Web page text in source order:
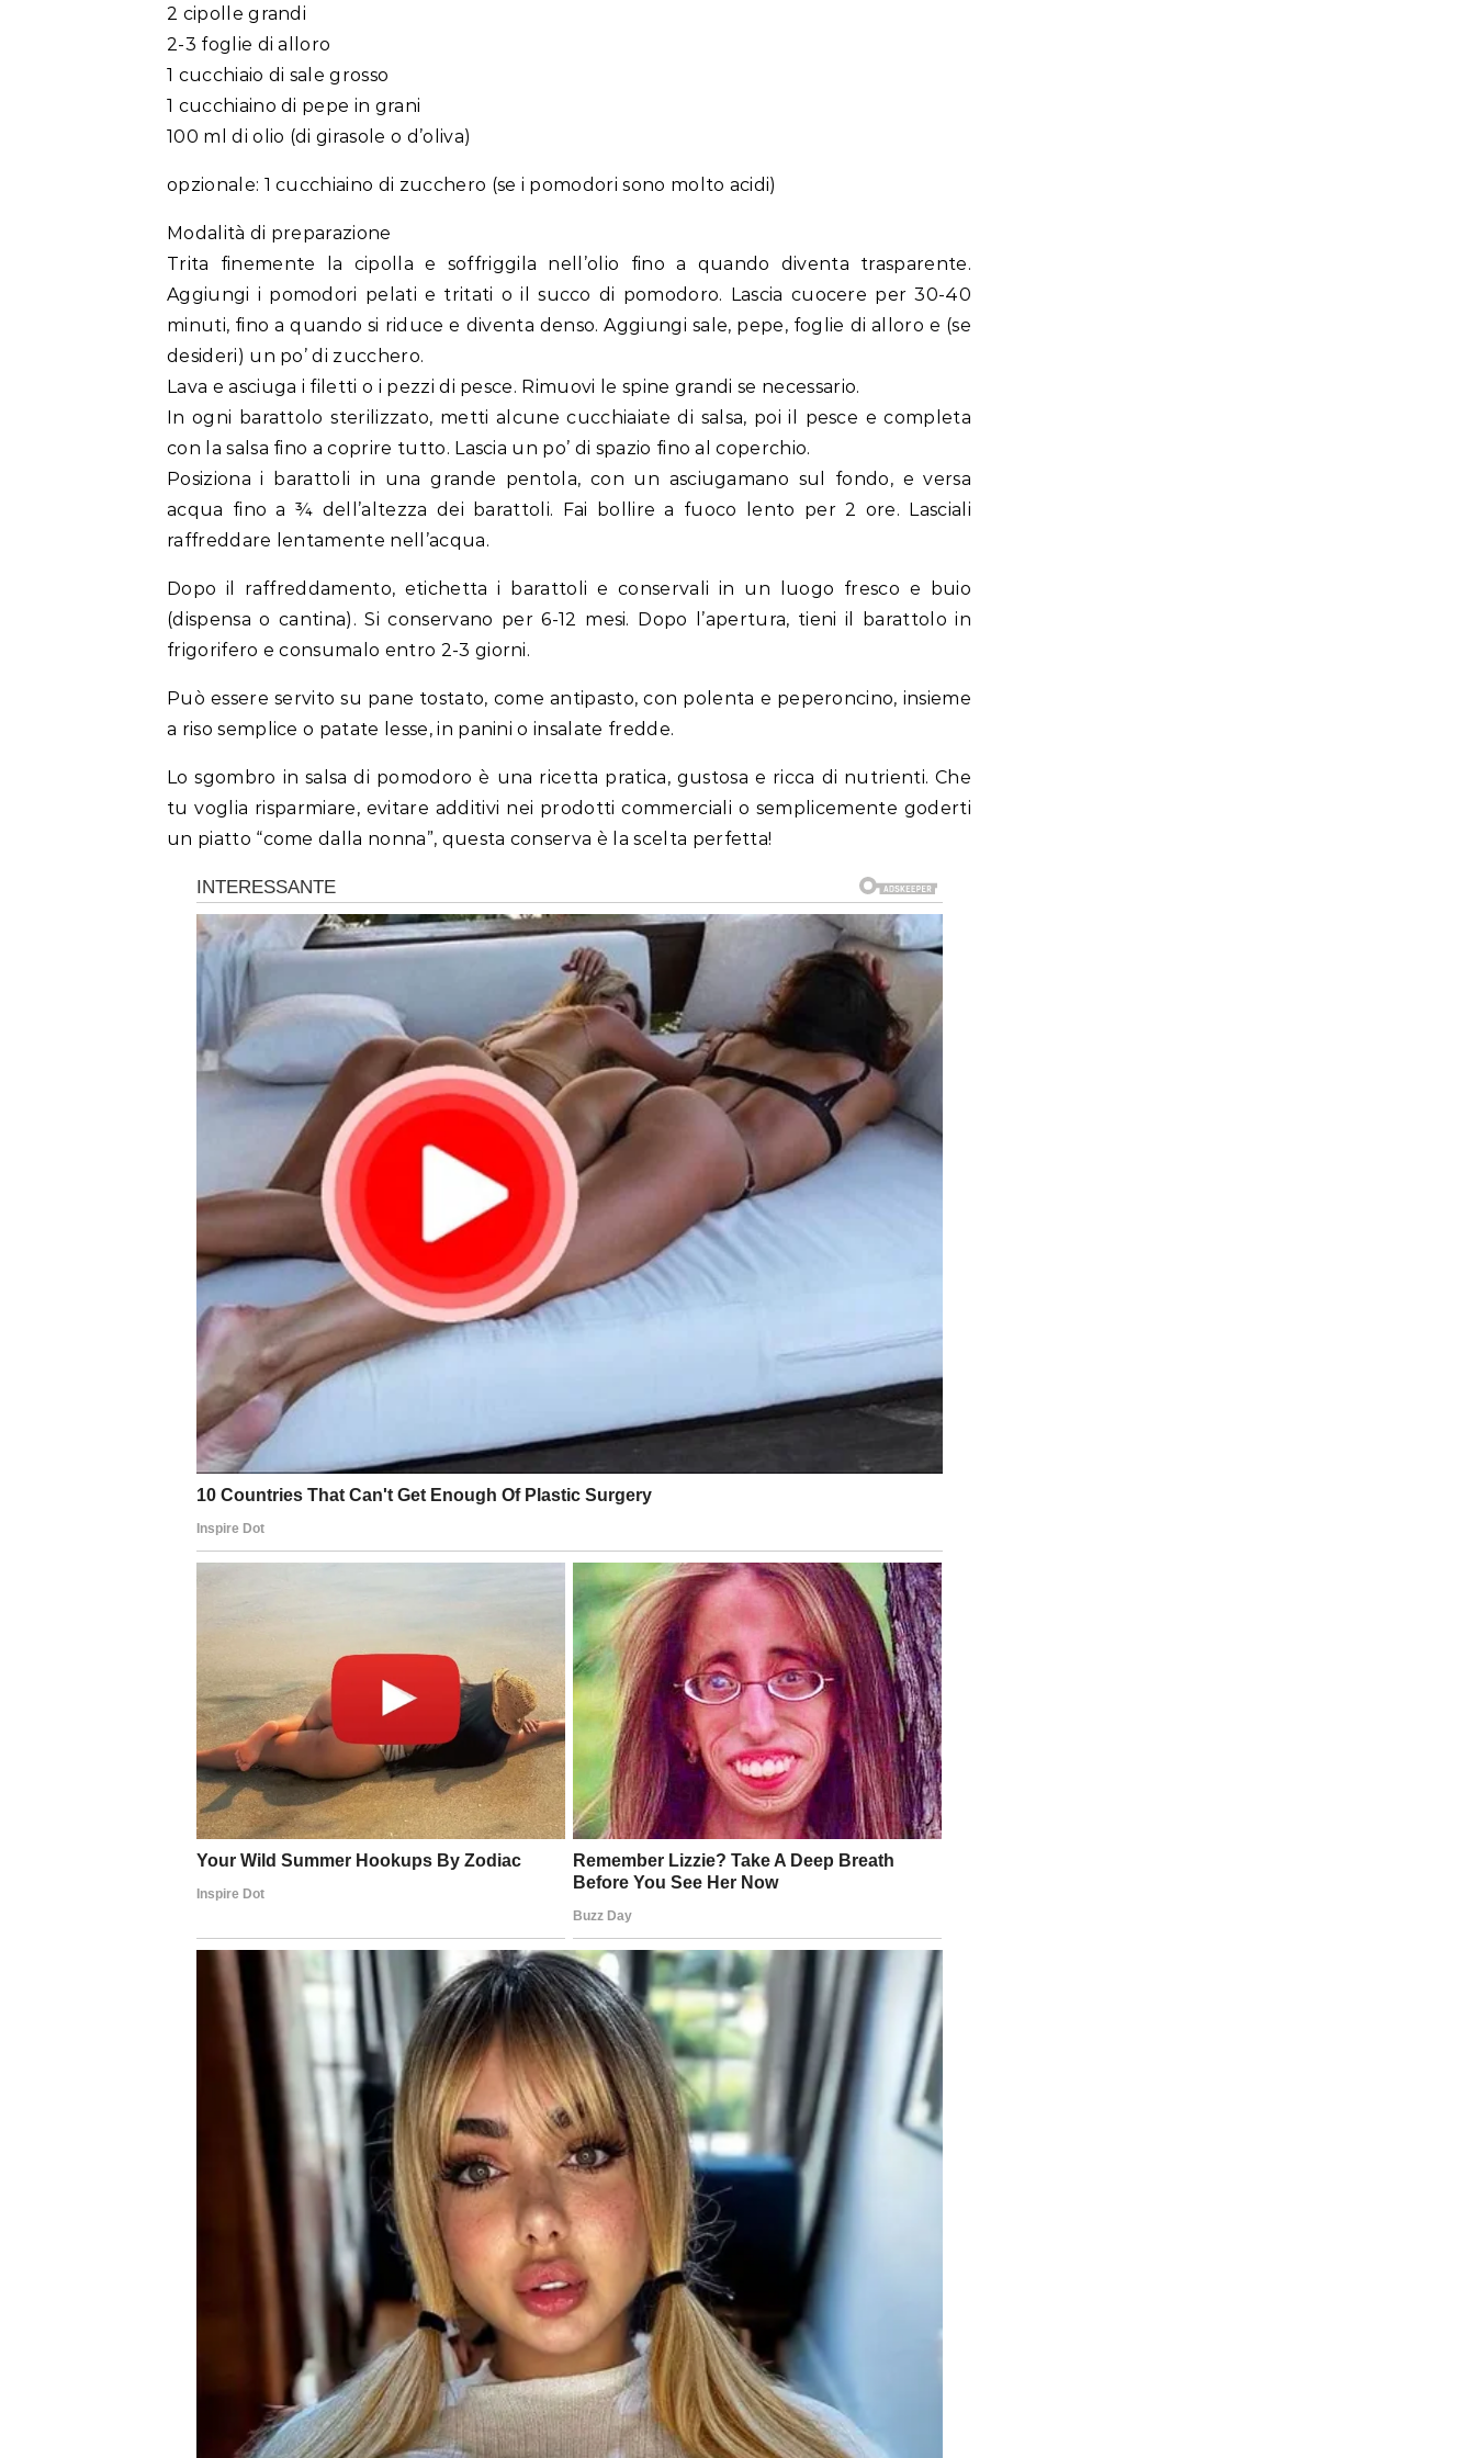
2 cipolle grandi
2-3 foglie di alloro
1 cucchiaio di sale grosso
1 cucchiaino di pepe in grani
100 ml di olio (di girasole o d’oliva)
opzionale: 1 cucchiaino di zucchero (se i pomodori sono molto acidi)
Modalità di preparazione
Trita finemente la cipolla e soffriggila nell’olio fino a quando diventa trasparente.
Aggiungi i pomodori pelati e tritati o il succo di pomodoro. Lascia cuocere per 30-40
minuti, fino a quando si riduce e diventa denso. Aggiungi sale, pepe, foglie di alloro e (se
desideri) un po’ di zucchero.
Lava e asciuga i filetti o i pezzi di pesce. Rimuovi le spine grandi se necessario.
In ogni barattolo sterilizzato, metti alcune cucchiaiate di salsa, poi il pesce e completa
con la salsa fino a coprire tutto. Lascia un po’ di spazio fino al coperchio.
Posiziona i barattoli in una grande pentola, con un asciugamano sul fondo, e versa
acqua fino a ¾ dell’altezza dei barattoli. Fai bollire a fuoco lento per 2 ore. Lasciali
raffreddare lentamente nell’acqua.
Dopo il raffreddamento, etichetta i barattoli e conservali in un luogo fresco e buio
(dispensa o cantina). Si conservano per 6-12 mesi. Dopo l’apertura, tieni il barattolo in
frigorifero e consumalo entro 2-3 giorni.
Può essere servito su pane tostato, come antipasto, con polenta e peperoncino, insieme
a riso semplice o patate lesse, in panini o insalate fredde.
Lo sgombro in salsa di pomodoro è una ricetta pratica, gustosa e ricca di nutrienti. Che
tu voglia risparmiare, evitare additivi nei prodotti commerciali o semplicemente goderti
un piatto “come dalla nonna”, questa conserva è la scelta perfetta!